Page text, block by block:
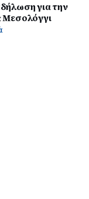
για την
Μεσολόγγι